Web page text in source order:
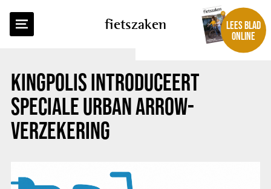
fietszaken
LEES BLAD
ONLINE
KINGPOLIS INTRODUCEERT
SPECIALE URBAN ARROW-
VERZEKERING
TERUG NAAR OVERZICHT